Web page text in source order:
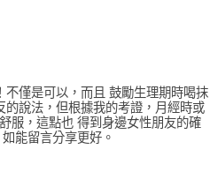
僅是可以，而且 鼓勵生理期時喝抹
說法，但根據我的考證，月經時或
服，這點也 得到身邊女性朋友的確
能留言分享更好。